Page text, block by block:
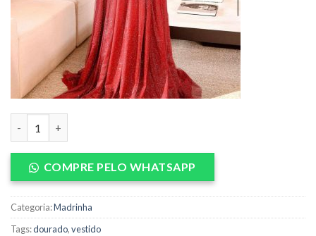
COMPRE PELO WHATSAPP
Categoria:Madrinha
Tags:dourado,vestido